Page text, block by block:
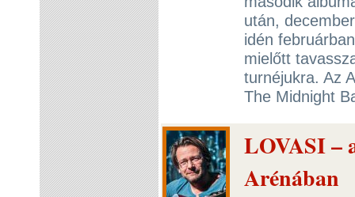
után,
idén
mielőtt
turnéjukra. Az
The Midnight
LOVASI –
Arénában